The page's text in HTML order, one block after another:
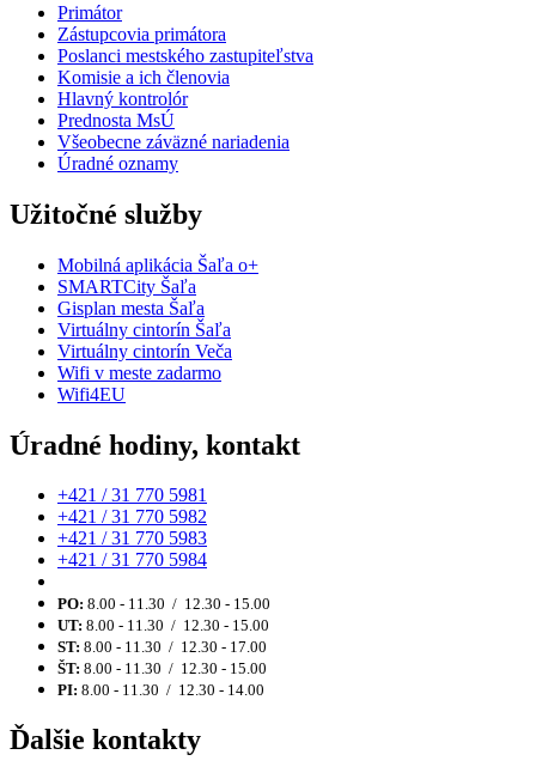
Primátor
Zástupcovia primátora
Poslanci mestského zastupiteľstva
Komisie a ich členovia
Hlavný kontrolór
Prednosta MsÚ
Všeobecne záväzné nariadenia
Úradné oznamy
Užitočné služby
Mobilná aplikácia Šaľa o+
SMARTCity Šaľa
Gisplan mesta Šaľa
Virtuálny cintorín Šaľa
Virtuálny cintorín Veča
Wifi v meste zadarmo
Wifi4EU
Úradné hodiny, kontakt
+421 / 31 770 5981
+421 / 31 770 5982
+421 / 31 770 5983
+421 / 31 770 5984
PO: 8.00 - 11.30 / 12.30 - 15.00
UT: 8.00 - 11.30 / 12.30 - 15.00
ST: 8.00 - 11.30 / 12.30 - 17.00
ŠT: 8.00 - 11.30 / 12.30 - 15.00
PI: 8.00 - 11.30 / 12.30 - 14.00
Ďalšie kontakty